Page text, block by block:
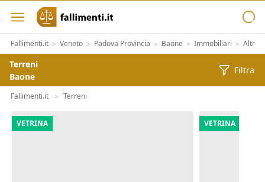
Fallimenti.it > Veneto > Padova Provincia > Baone > Immobiliari > Altre
Terreni
Baone
Filtra
Fallimenti.it > Terreni
VETRINA VETRINA